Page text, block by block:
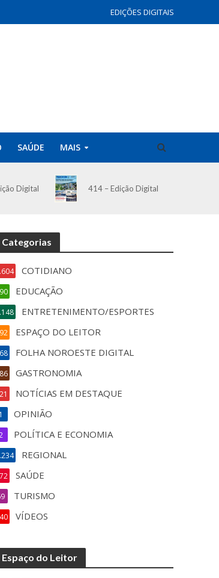
EDIÇÕES DIGITAIS
SAÚDE MAIS
Digital 414 – Edição Digital
Categorias
COTIDIANO
EDUCAÇÃO
ENTRETENIMENTO/ESPORTES
ESPAÇO DO LEITOR
FOLHA NOROESTE DIGITAL
GASTRONOMIA
NOTÍCIAS EM DESTAQUE
OPINIÃO
1
POLÍTICA E ECONOMIA
REGIONAL
SAÚDE
TURISMO
VÍDEOS
Espaço do Leitor